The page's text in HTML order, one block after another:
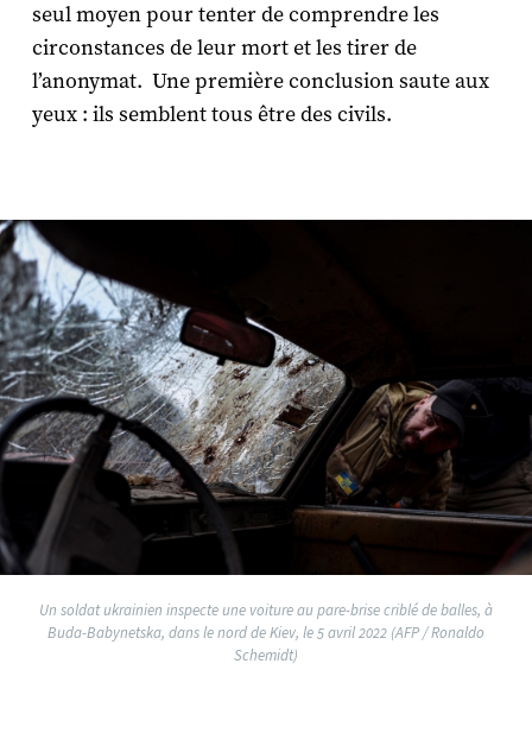
seul moyen pour tenter de comprendre les
circonstances de leur mort et les tirer de
l’anonymat. Une première conclusion saute aux
yeux : ils semblent tous être des civils.
Un soldat ukrainien inspecte une voiture au pare-brise criblé de balles, à
Buda-Babynetska, dans le nord de Kiev, le 5 avril 2022 (AFP / Ronaldo
Schemidt)